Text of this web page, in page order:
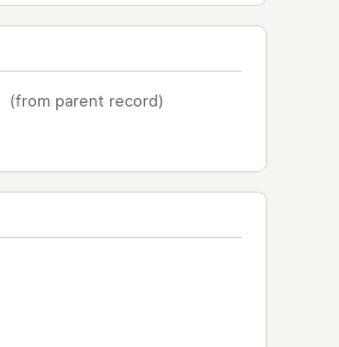
(from parent record)